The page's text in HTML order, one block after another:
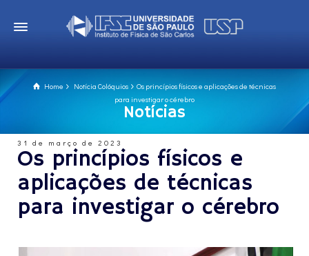
Home Notícia Colóquios
Os princípios físicos e aplicações de técnicas
para investigar o cérebro
Notícias
31 de março de 2023
Os princípios físicos e
aplicações de técnicas
para investigar o cérebro